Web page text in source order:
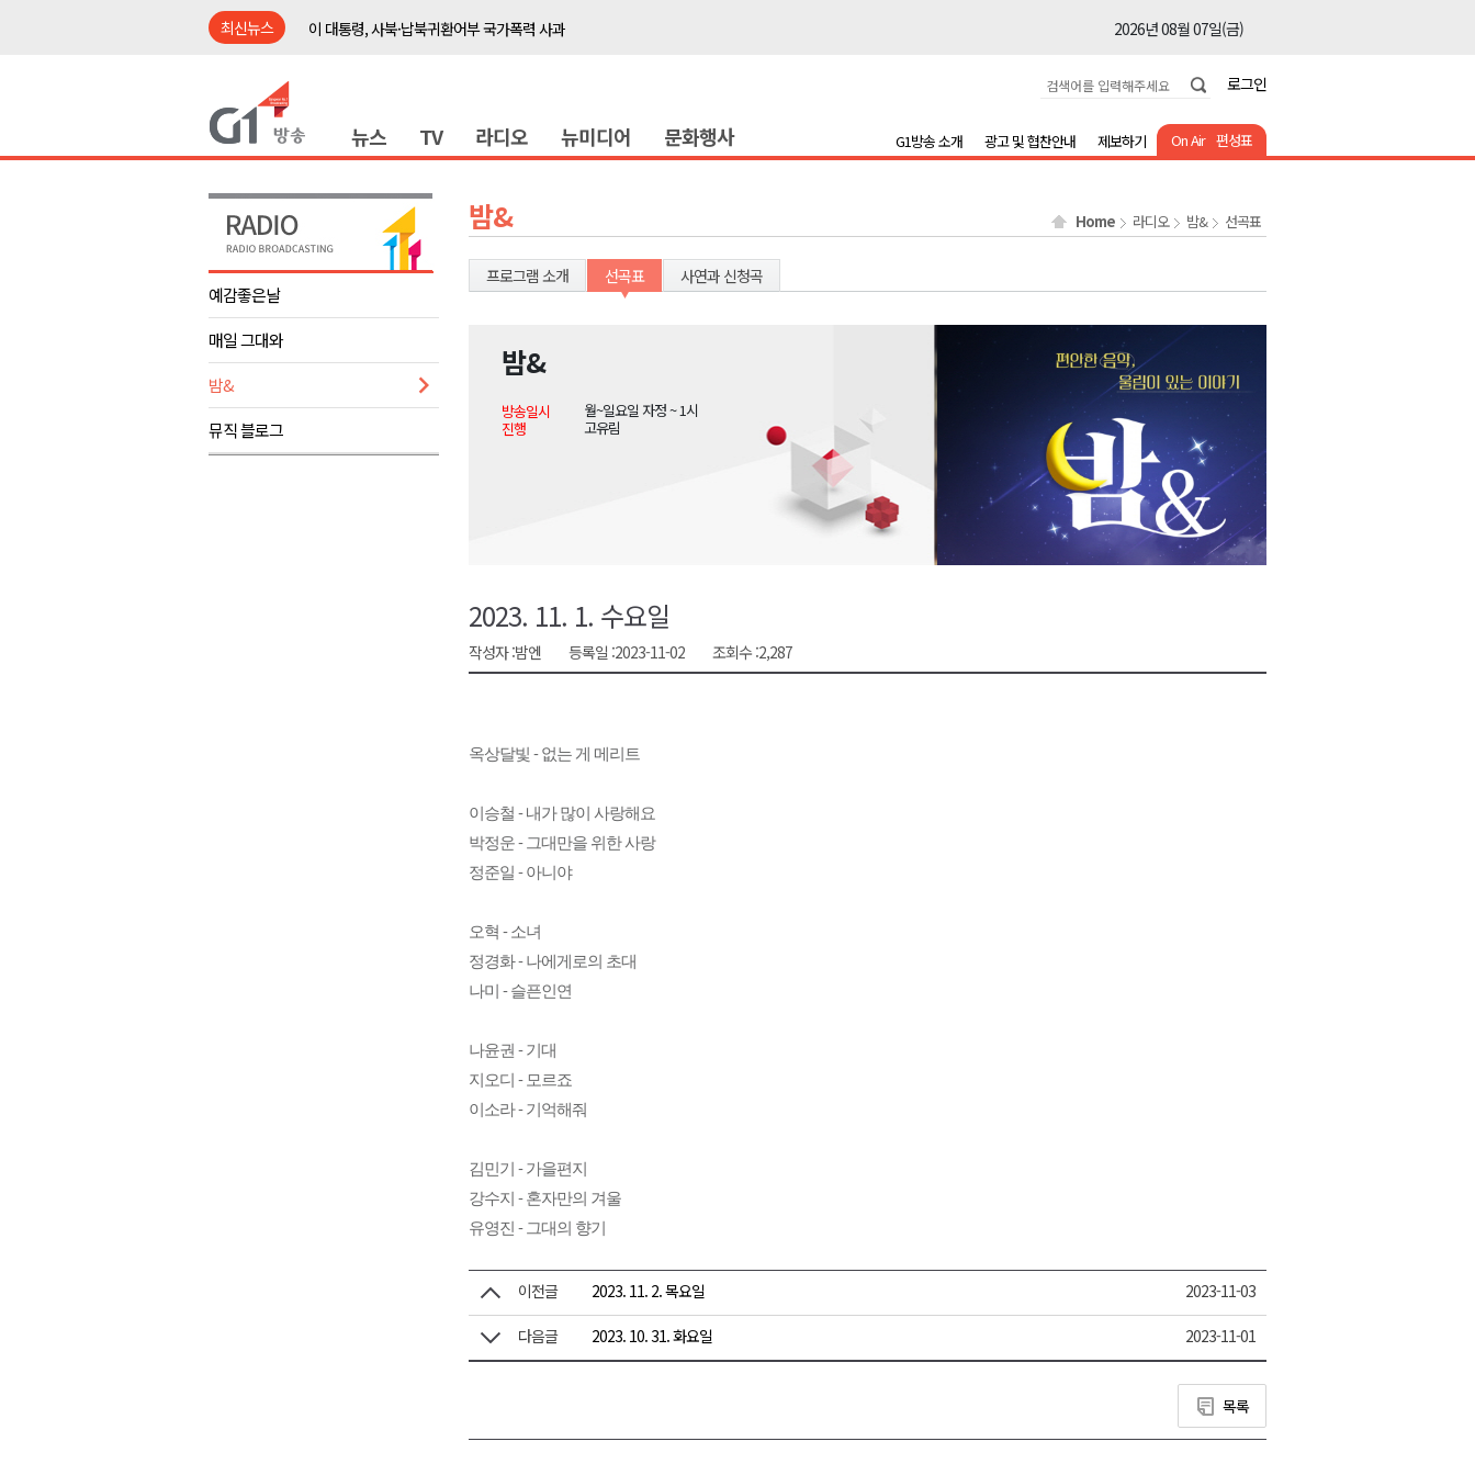
최신뉴스
이 대통령, 사북·납북귀환어부 국가폭력 사과
2026년 08월 07일(금)
2026년 08월 07일(금)
이광재 국회 예결위원장, 강릉시 초청 특별 강연
2026년 08월 07일(금)
육동한 시장, 국제스케이트장 춘천 유치 건의
영월군, 국·도비 확보 보고회 개최
2026년 08월 07일(금)
삼척 공공산후조리원 이전 시급
도-시군 첫 간담회..우상호 "하나된 공동체"
2026년 08월 07일(금)
이 대통령, 사북·납북귀환어부 국가폭력 사과
2026년 08월 07일(금)
여름축제 더위와 전쟁..물놀이 접목
2026년 08월 07일(금)
강원도, 최휘영 문체부장관과 정책간담회
2026년 08월 07일(금)
2026년 08월 07일(금)
2026년 08월 07일(금)
2026년 08월 07일(금)
삼척 공공산후조리원 이전 시급
강원자치도교육청 교감급 이상 387명 인사
로그인
뉴스 TV 라디오 뉴미디어 문화행사 On Air 편성표
G1방송 소개 광고 및 협찬안내 제보하기
예감좋은날
매일 그대와
밤&
뮤직 블로그
밤& Home 라디오 밤& 선곡표
프로그램 소개 선곡표 사연과 신청곡
밤&
방송일시
월~일요일 자정 ~ 1시
진행
고유림
2023. 11. 1. 수요일
작성자 :밤엔 등록일 :2023-11-02 조회수 :2,287
옥상달빛 - 없는 게 메리트
이승철 - 내가 많이 사랑해요
박정운 - 그대만을 위한 사랑
정준일 - 아니야
오혁 - 소녀
정경화 - 나에게로의 초대
나미 - 슬픈인연
나윤권 - 기대
지오디 - 모르죠
이소라 - 기억해줘
김민기 - 가을편지
강수지 - 혼자만의 겨울
유영진 - 그대의 향기
이전글 2023. 11. 2. 목요일 2023-11-03
다음글 2023. 10. 31. 화요일 2023-11-01
목록